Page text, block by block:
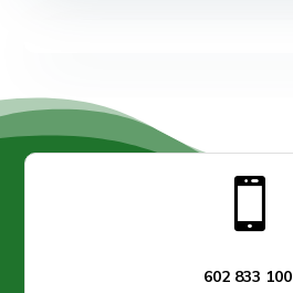

602 833 100